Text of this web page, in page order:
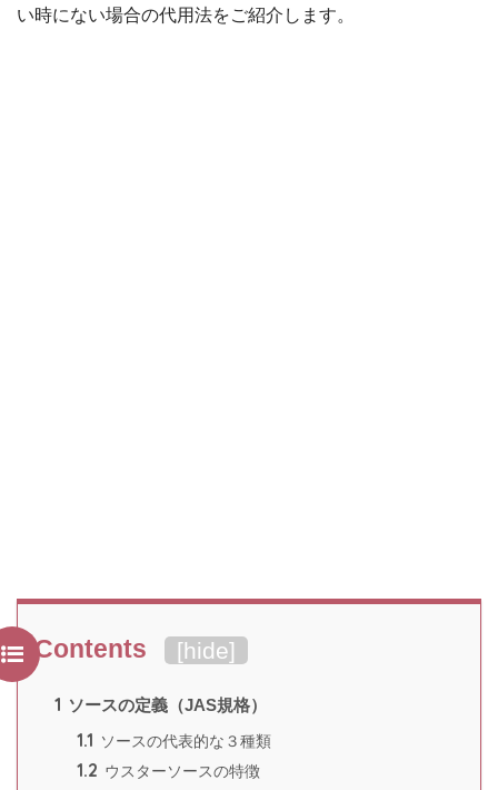
い時にない場合の代用法をご紹介します。
Contents [hide]
1 ソースの定義（JAS規格）
1.1 ソースの代表的な３種類
1.2 ウスターソースの特徴